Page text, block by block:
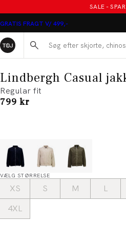
SALE -
GRATIS FRAGT V/ 499,-
Søg her...
Lindbergh Casual
Regular fit
I alt (inkl. rabat)
799 kr
VÆLG STØRRELSE
XS S M L
4XL